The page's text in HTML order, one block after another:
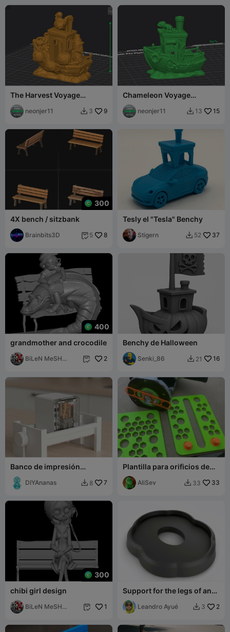
The Harvest Voyage
Tugboat
neonjer11  3 9
Chameleon Voyage
Tugboat
neonjer11  13 15
300
4X bench / sitzbank
Brainbits3D  5 8
Tesly el "Tesla" Benchy
Stigern  52 37
400
grandmother and crocodile
BiLeN MeSH
 2
Benchy de Halloween
Senki_86  21 16
Banco de impresión
ajustable Princube Mbrush
DIYAnanas  8 7
Plantilla para orificios de
topes de banco en mesa de
trabajo y más
AliSev  33 33
300
chibi girl design
BiLeN MeSH
 1
Support for the legs of an
outdoor bench.
Leandro Ayué  3 2